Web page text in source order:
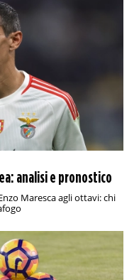
analisi e pronostico
Maresca agli ottavi: chi